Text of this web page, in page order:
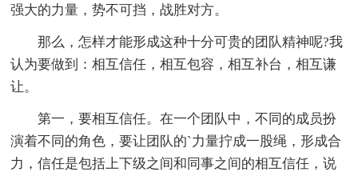
强大的力量，势不可挡，战胜对方。
那么，怎样才能形成这种十分可贵的团队精神呢?我
认为要做到：相互信任，相互包容，相互补台，相互谦
让。
第一，要相互信任。在一个团队中，不同的成员扮
演着不同的角色，要让团队的`力量拧成一股绳，形成合
力，信任是包括上下级之间和同事之间的相互信任，说